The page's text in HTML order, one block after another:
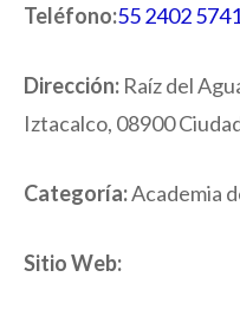
Teléfono:55 2402
Dirección: Raíz del
Iztacalco, 08900
Categoría:Academia
Sitio Web: